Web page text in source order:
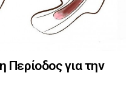
Περίοδος για την